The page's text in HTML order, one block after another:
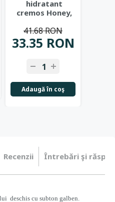
hidratant
cremos Honey,
tenta...
33.35 RON
41.68 RON
Adaugă în coş
Recenzii Întrebări şi
deschis cu subton galben.